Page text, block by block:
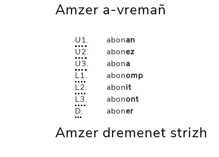
Amzer a-vremañ
U1. abonan
U2. abonez
U3. abona
L1. abonomp
L2. abonit
L3. abonont
D. aboner
Amzer dremenet strizh